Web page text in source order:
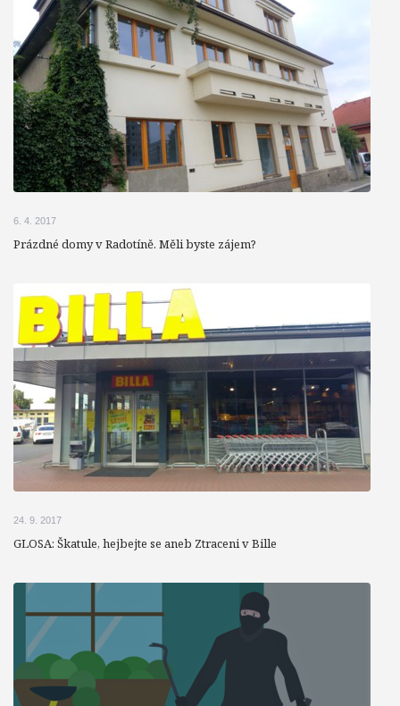
6. 4. 2017
Prázdné domy v Radotíně. Měli byste zájem?
24. 9. 2017
GLOSA: Škatule, hejbejte se aneb Ztraceni v Bille